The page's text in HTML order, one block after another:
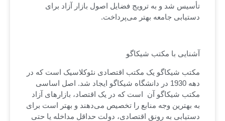
تأسیس شد و به ترویج فضایل اصول بازار آزاد برای
دستیابی جامعه بهتر می‌پرداخت.
آشنایی با مکتب شیکاگو
مکتب شیکاگو یک مکتب اقتصادی نئوکلاسیک است که در
دهه 1930 در دانشگاه شیکاگو ایجاد شد. اصل اساسی
مکتب شیکاگو آن است که در یک اقتصاد، بازارهای آزاد
به بهترین وجه منابع را تخصیص می‌دهند و بهتر است برای
دستیابی به رونق اقتصادی، دولت حداقل مداخله یا حتی